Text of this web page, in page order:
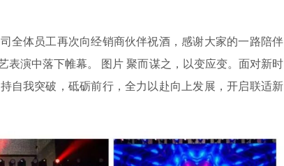
全体员工再次向经销商伙伴祝酒，感谢大家的一路陪伴
表演中落下帷幕。 图片 聚而谋之，以变应变。面对新时
自我突破，砥砺前行，全力以赴向上发展，开启联适新